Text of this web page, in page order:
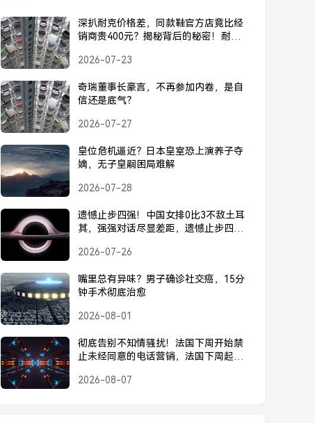
深扒耐克价格差，同款鞋官方店竟比经
销商贵400元？揭秘背后的秘密！耐克官
格差背后的秘密
2026-07-23
奇瑞董事长豪言，不再参加内卷，是自
信还是底气？
2026-07-27
皇位危机逼近？日本皇室恐上演养子夺
嫡，无子皇嗣困局难解
2026-07-28
遗憾止步四强！中国女排0比3不敌土耳
其，强强对话尽显差距，遗憾止步四
话尽显差距
2026-07-26
嘴里总有异味？男子确诊社交癌，15分
钟手术彻底治愈
2026-08-01
彻底告别不知情骚扰！法国下周开始禁
止未经同意的电话营销，法国下周起禁
2026-08-07